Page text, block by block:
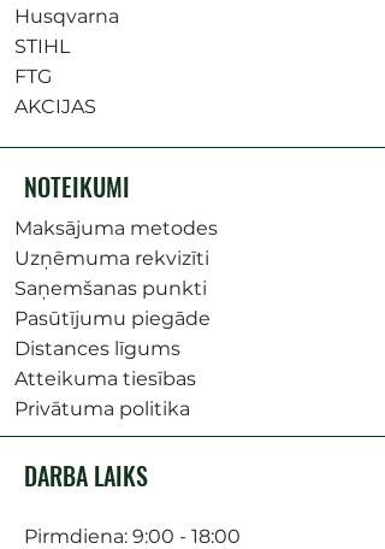
Husqvarna
STIHL
FTG
AKCIJAS
NOTEIKUMI
Maksājuma metodes
Uzņēmuma rekvizīti
Saņemšanas punkti
Pasūtījumu piegāde
Distances līgums
Atteikuma tiesības
Privātuma politika
DARBA LAIKS
Pirmdiena: 9:00 - 18:00